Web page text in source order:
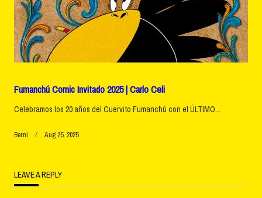
Fumanchú Comic Invitado 2025 | Carlo Celi
Celebramos los 20 años del Cuervito Fumanchú con el ÚLTIMO...
Berni Aug 25, 2025
LEAVE A REPLY